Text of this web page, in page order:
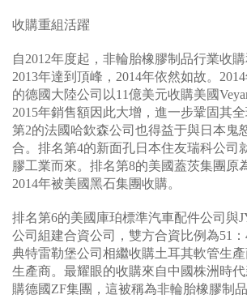
收購重組活躍
自2012年度起，非輪胎橡膠制品行業收
2013年達到頂峰，2014年依然如故。
的德國大陸公司以11億美元收購美國
2015年銷售額因此大增，進一步鞏固其
第2的法國哈欽森公司也得益于與日本鬼
合。排名第4的新面孔日本住友瑞科公司
膠工業而來。排名第8的美國蓋茨集團原
2014年被美國黑石集團收購。
排名第6的美國庫珀標準汽車配件公司與
公司組建合資公司，雙方合資比例為51
典特雷勒堡公司相繼收購土耳其軟管生
生產商。最耀眼的收購來自中國株洲時
購德國ZF集團，這被稱為非輪胎橡膠制